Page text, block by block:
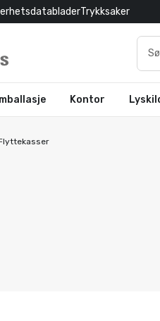
Trykksaker
Kontor